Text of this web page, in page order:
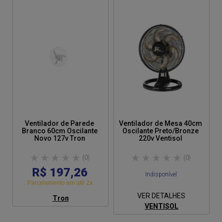
Ventilador de Parede
Branco 60cm Oscilante
Novo 127v Tron
(0)
R$ 197,26
Parcelamento em até 2x
Tron
Ventilador de Mesa 40cm
Oscilante Preto/Bronze
220v Ventisol
(0)
Indisponível
VER DETALHES
VENTISOL